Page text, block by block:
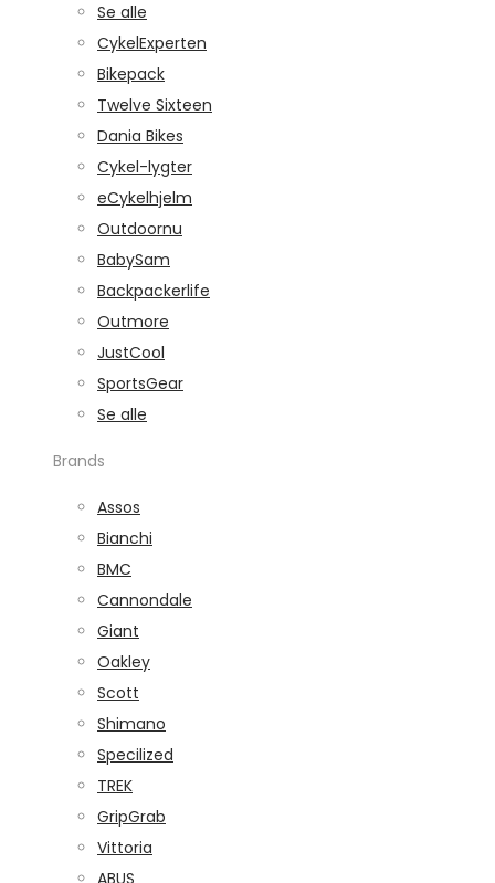
Se alle
CykelExperten
Bikepack
Twelve Sixteen
Dania Bikes
Cykel-lygter
eCykelhjelm
Outdoornu
BabySam
Backpackerlife
Outmore
JustCool
SportsGear
Se alle
Brands
Assos
Bianchi
BMC
Cannondale
Giant
Oakley
Scott
Shimano
Specilized
TREK
GripGrab
Vittoria
ABUS